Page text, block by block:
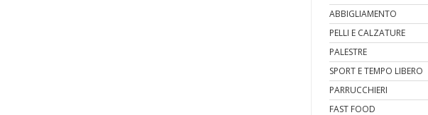
ABBIGLIAMENTO
PELLI E CALZATURE
PALESTRE
SPORT E TEMPO LIBERO
PARRUCCHIERI
FAST FOOD